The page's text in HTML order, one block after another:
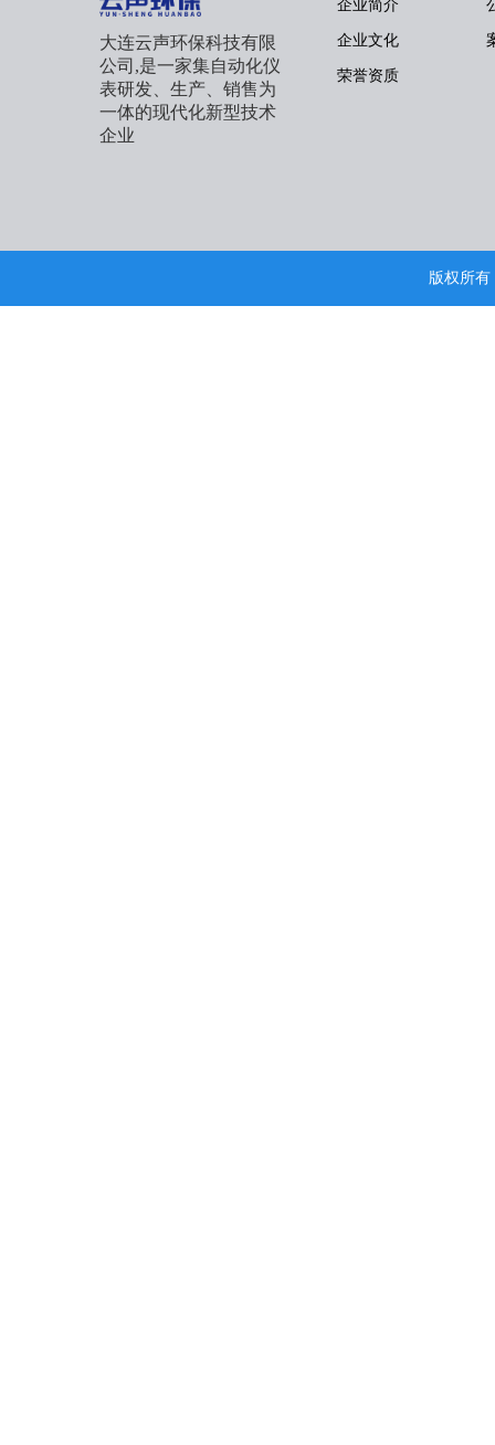
大连云声环保科技有限
公司,是一家集自动化仪
表研发、生产、销售为
一体的现代化新型技术
企业
企业简介
企业文化
荣誉资质
版权所